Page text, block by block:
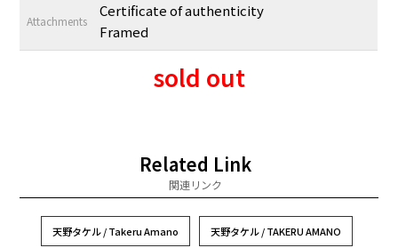
Attachments
Certificate of authenticity
Framed
sold out
Related Link
関連リンク
天野タケル / Takeru Amano 天野タケル / TAKERU AMANO